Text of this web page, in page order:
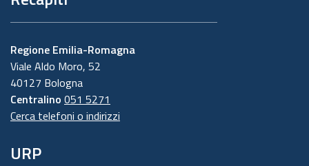
Regione Emilia-Romagna
Viale Aldo Moro, 52
40127 Bologna
Centralino 051 5271
Cerca telefoni o indirizzi
URP